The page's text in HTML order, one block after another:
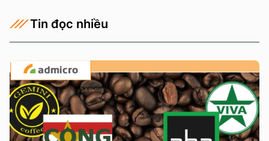
Tin đọc nhiều